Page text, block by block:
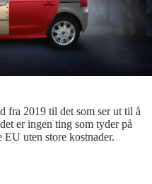
fra 2019 til det som ser ut til å
er ingen ting som tyder på
EU uten store kostnader.